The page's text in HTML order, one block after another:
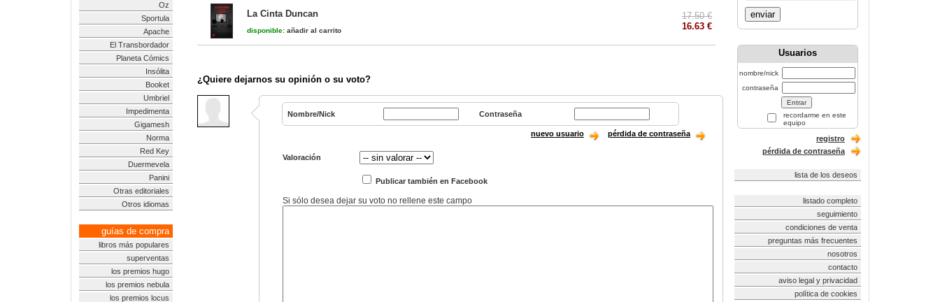
Oz
Sportula
Apache
El Transbordador
Planeta Cómics
Insólita
Booket
Umbriel
Impedimenta
Gigamesh
Norma
Red Key
Duermevela
Panini
Otras editoriales
Otros idiomas
guías de compra
libros más populares
superventas
los premios hugo
los premios nebula
los premios locus
La Cinta Duncan
disponible: añadir al carrito
17.50 €
16.63 €
¿Quiere dejarnos su opinión o su voto?
Nombre/Nick Contraseña
nuevo usuario pérdida de contraseña
Valoración
Publicar también en Facebook
Si sólo desea dejar su voto no rellene este campo
enviar
Usuarios
nombre/nick
contraseña
recordarme en este
equipo
registro
pérdida de contraseña
lista de los deseos
listado completo
seguimiento
condiciones de venta
preguntas más frecuentes
nosotros
contacto
aviso legal y privacidad
política de cookies